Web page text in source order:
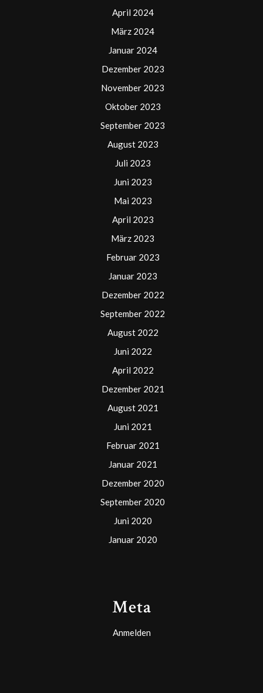
April 2024
März 2024
Januar 2024
Dezember 2023
November 2023
Oktober 2023
September 2023
August 2023
Juli 2023
Juni 2023
Mai 2023
April 2023
März 2023
Februar 2023
Januar 2023
Dezember 2022
September 2022
August 2022
Juni 2022
April 2022
Dezember 2021
August 2021
Juni 2021
Februar 2021
Januar 2021
Dezember 2020
September 2020
Juni 2020
Januar 2020
Meta
Anmelden